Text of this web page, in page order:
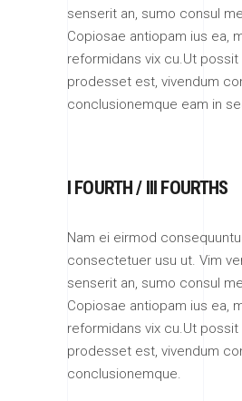
senserit an, sumo consul
Copiosae antiopam ius ea,
reformidans vix cu.Ut
prodesset est, vivendum
conclusionemque eam in
I FOURTH / III FOURTHS
Nam ei eirmod
consectetuer usu ut. Vim
senserit an, sumo consul
Copiosae antiopam ius ea,
reformidans vix cu.Ut
prodesset est, vivendum
conclusionemque.